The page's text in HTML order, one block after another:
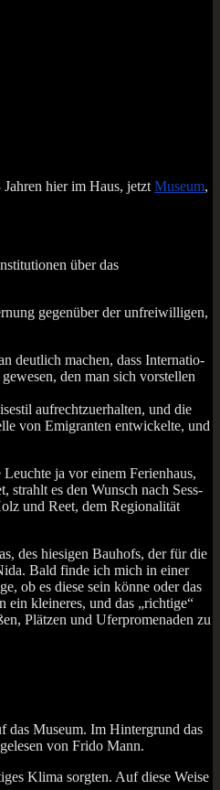
hier im Haus, jetzt Muse­um,
über das
gegen­über der unfrei­wil­li­gen,
deut­lich machen, dass Inter­na­tio­
den man sich vor­stel­len
auf­recht­zu­er­hal­ten, und die
von Emi­gran­ten ent­wi­ckel­te, und
ja vor einem Feri­en­haus,
strahlt es den Wunsch nach Sess­
und Reet, dem Regio­na­li­tät
des hie­si­gen Bau­hofs, der für die
Bald fin­de ich mich in einer
ob es die­se sein kön­ne oder das
ein klei­ne­res, und das „rich­ti­ge“
Plät­zen und Ufer­pro­me­na­den zu
das Muse­um. Im Hin­ter­grund das
von Fri­do Mann.
Kli­ma sorg­ten. Auf die­se Wei­se